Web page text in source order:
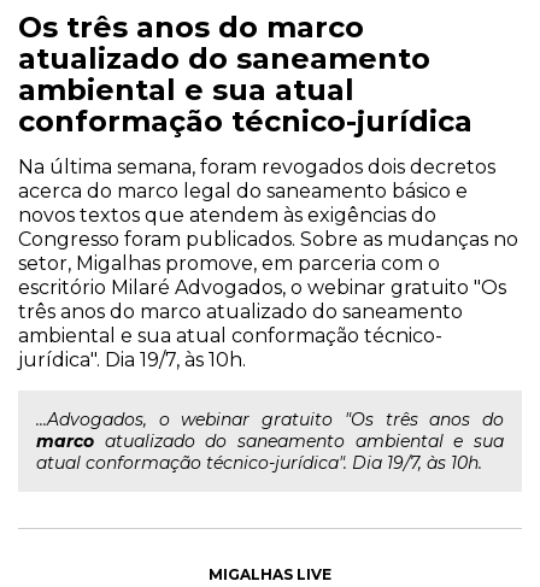
Os três anos do marco
atualizado do saneamento
ambiental e sua atual
conformação técnico-jurídica
Na última semana, foram revogados dois decretos
acerca do marco legal do saneamento básico e
novos textos que atendem às exigências do
Congresso foram publicados. Sobre as mudanças no
setor, Migalhas promove, em parceria com o
escritório Milaré Advogados, o webinar gratuito "Os
três anos do marco atualizado do saneamento
ambiental e sua atual conformação técnico-
jurídica". Dia 19/7, às 10h.
...Advogados, o webinar gratuito "Os três anos do
marco atualizado do saneamento ambiental e sua
atual conformação técnico-jurídica". Dia 19/7, às 10h.
MIGALHAS LIVE